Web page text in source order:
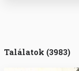
Találatok (3983)